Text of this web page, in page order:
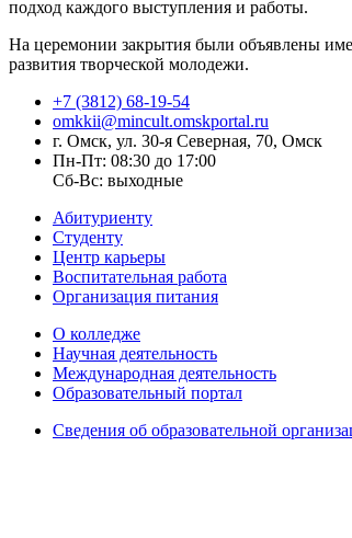
подход каждого выступления и работы.
На церемонии закрытия были объявлены
развития творческой молодежи.
+7 (3812) 68-19-54
omkkii@mincult.omskportal.ru
г. Омск, ул. 30-я Северная, 70, Омск
Пн-Пт: 08:30 до 17:00
Сб-Вс: выходные
Абитуриенту
Студенту
Центр карьеры
Воспитательная работа
Организация питания
О колледже
Научная деятельность
Международная деятельность
Образовательный портал
Сведения об образовательной